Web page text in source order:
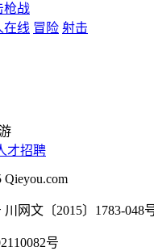
枪战
在线 冒险 射击
才招聘
Qieyou.com
川网文〔2015〕1783-048
号